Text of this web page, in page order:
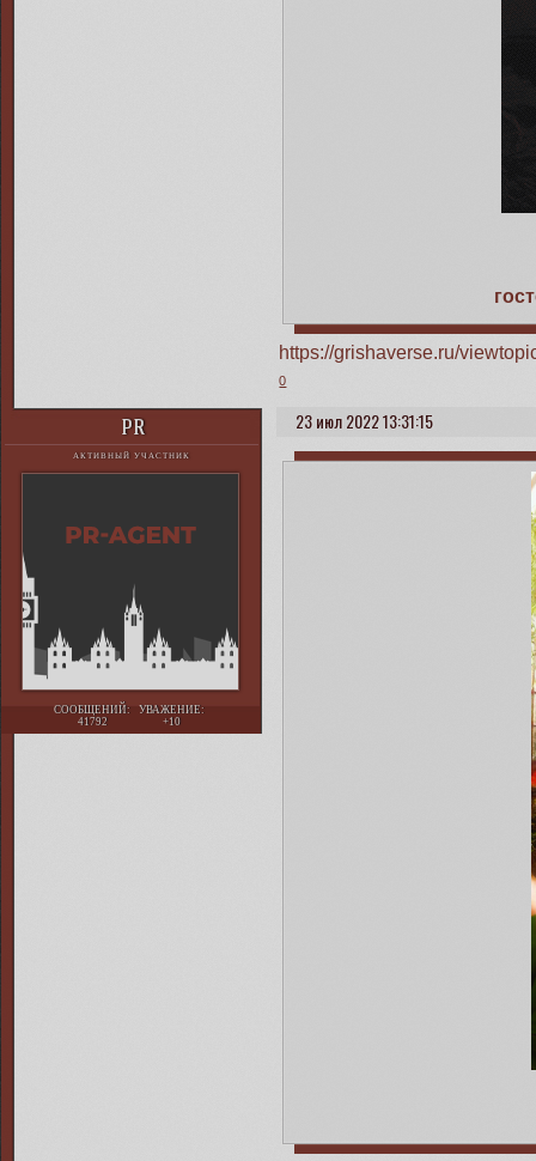
https://grishaverse.ru/
0
23 июл 2022 13:31:15
PR
АКТИВНЫЙ УЧАСТНИК
СООБЩЕНИЙ:
41792
УВАЖЕНИЕ:
+10